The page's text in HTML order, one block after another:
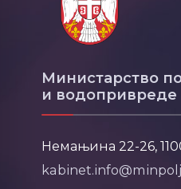
Министарство
и водопривреде
Немањина 22-26,